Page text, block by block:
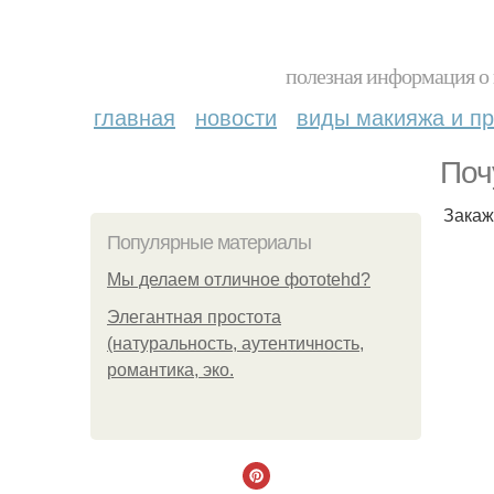
полезная информация
главная новости виды макияжа и
Популярные материалы
Мы делаем отличное фотоtehd?
Элегантная простота
(натуральность, аутентичность,
романтика, эко.